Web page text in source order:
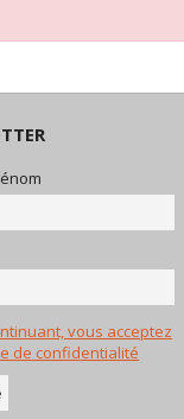
vous acceptez
de confidentialité